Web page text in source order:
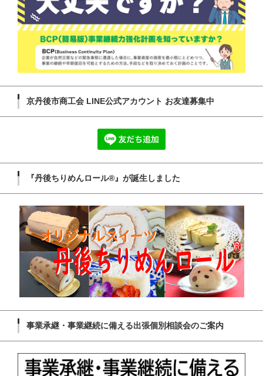
京丹後市商工会 LINE公式アカウント お友達募集中
『丹後ちりめんロール®』が誕生しました
事業承継・事業継続に備える出張個別相談会のご案内